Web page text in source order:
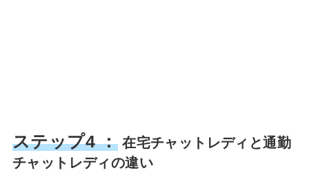
ステップ4 ：在宅チャットレディと通勤
チャットレディの違い